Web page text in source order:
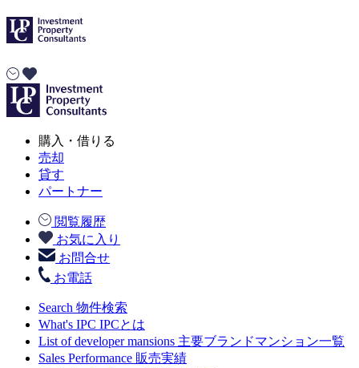
購入・借りる
売却
貸す
パートナー
閲覧履歴
お気に入り
お問合せ
お電話
Search 物件検索
What's IPC IPCとは
List of developer mansions 主要ブランドマンション一覧
Sales Performance 販売実績